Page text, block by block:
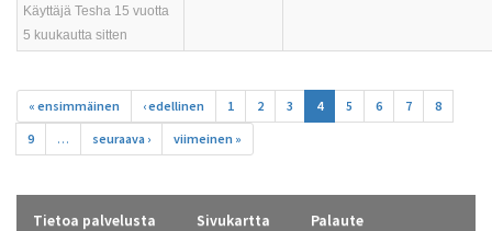
Käyttäjä Tesha 15 vuotta
5 kuukautta sitten
Sivut
« ensimmäinen ‹ edellinen 1 2 3 4 5 6 7
8
9
… seuraava › viimeinen »
Tietoa palvelusta Sivukartta Palaute